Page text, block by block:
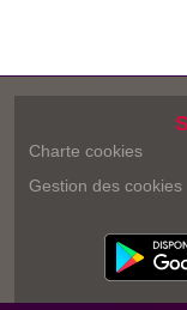
Charte cookies
Gestion des cookies